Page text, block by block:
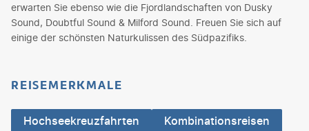
erwarten Sie ebenso wie die Fjordlandschaften von Dusky
Sound, Doubtful Sound & Milford Sound. Freuen Sie sich auf
einige der schönsten Naturkulissen des Südpazifiks.
REISEMERKMALE
Hochseekreuzfahrten
Kombinationsreisen